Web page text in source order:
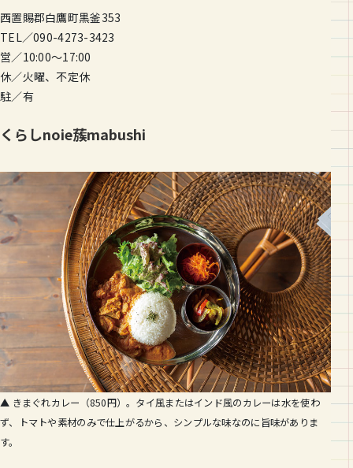
西置賜郡白鷹町黒釜353
TEL／090-4273-3423
営／10:00〜17:00
休／火曜、不定休
駐／有
くらしnoie蔟mabushi
▲ きまぐれカレー（850円）。タイ風またはインド風のカレーは水を使わ
ず、トマトや素材のみで仕上がるから、シンプルな味なのに旨味がありま
す。